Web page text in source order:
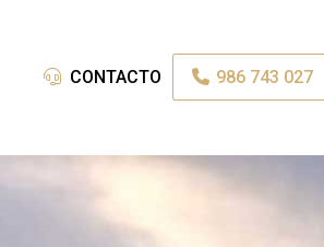
CONTACTO 986 743 027